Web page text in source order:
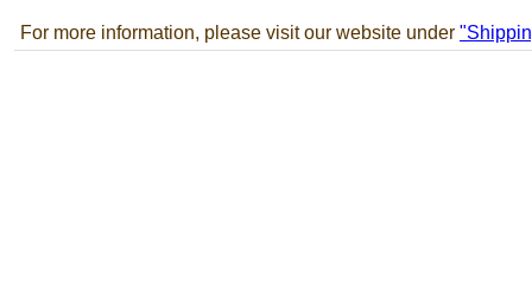
For more information, please visit our website under